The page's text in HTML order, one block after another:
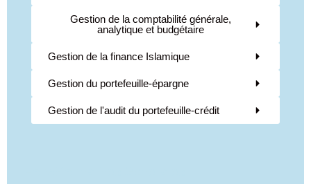
Gestion de la comptabilité générale,
analytique et budgétaire
Gestion de la finance Islamique
Gestion du portefeuille-épargne
Gestion de l'audit du portefeuille-crédit